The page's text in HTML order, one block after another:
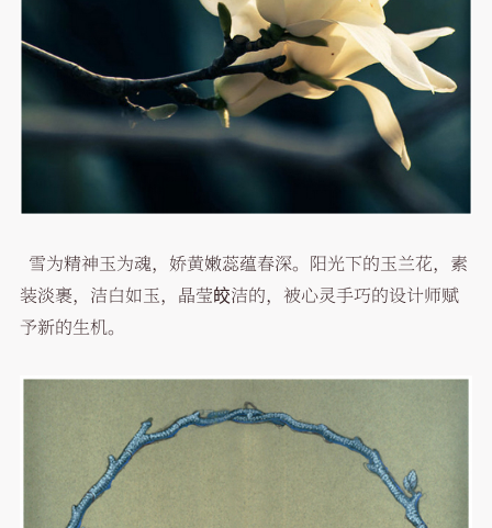
雪为精神玉为魂，娇黄嫩蕊蕴春深。阳光下的玉兰花，素
装淡裹，洁白如玉，晶莹皎洁的，被心灵手巧的设计师赋
予新的生机。